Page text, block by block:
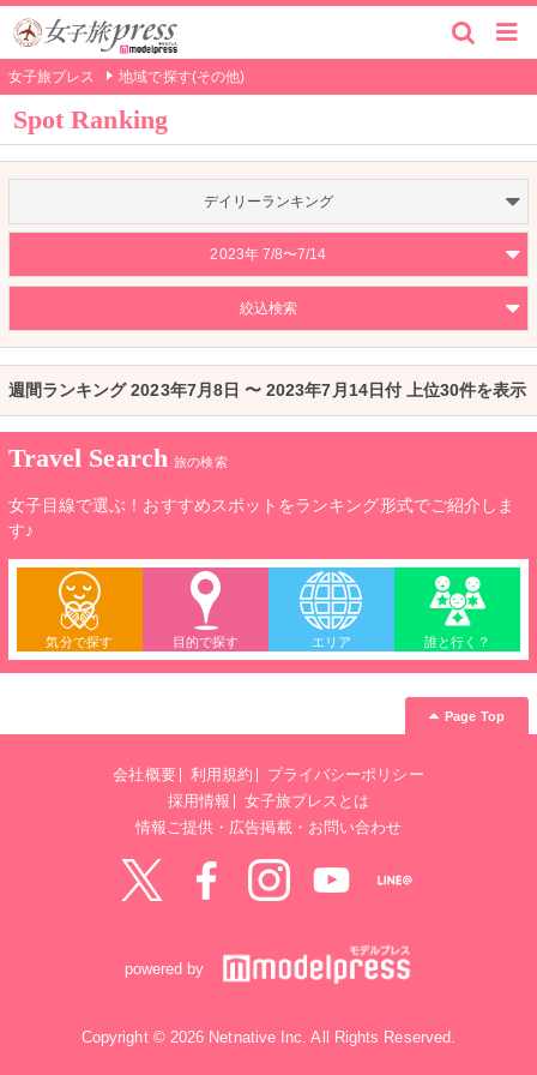
女子旅プレス 地域で探す(その他)
Spot Ranking
デイリーランキング
2023年 7/8〜7/14
絞込検索
週間ランキング 2023年7月8日 〜 2023年7月14日付 上位30件を表示
Travel Search 旅の検索
女子目線で選ぶ！おすすめスポットをランキング形式でご紹介しま
す♪
気分で探す 目的で探す エリア 誰と行く？
Page Top
会社概要 利用規約
プライバシーポリシー
採用情報
女子旅プレスとは
情報ご提供・広告掲載・お問い合わせ
powered by
Copyright © 2026 Netnative Inc. All Rights Reserved.